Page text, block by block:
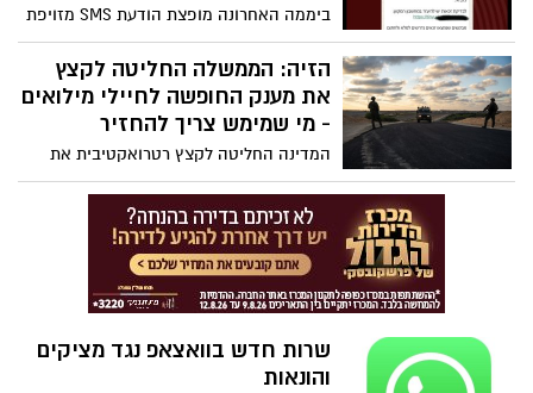
ביממה האחרונה מופצת הודעת SMS מזויפת
המבטיחה "מענק סיוע ממשרד האוצר"
בעקבות מבצע "עם כלביא" – אך מדובר
בהונאת פישינג מתוחכמת שנועדה לגנוב
פרטים אישיים ולפגוע במכשיר שלכם.
הזיה: הממשלה החליטה לקצץ
את מענק החופשה לחיילי מילואים
- מי שמימש צריך להחזיר
המדינה החליטה לקצץ רטרואקטיבית את
מענק החופשה שניתן לחיילי מילואים, בסכום
של עד 4,500 ש"ח (בהתאם לימי המילואים).
מי שמימש את השובר, קיבל כעת דרישה
להשיב את הכסף
שרות חדש בוואצאפ נגד מציקים
והונאות